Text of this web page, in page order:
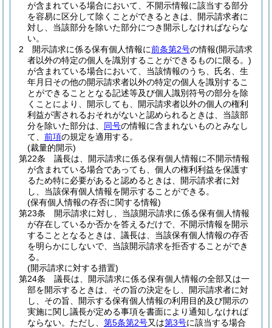
が含まれている場合において、不開示情報に該当する部分
を容易に区分して除くことができるときは、開示請求者に
対し、当該部分を除いた部分につき開示しなければならな
い。
2
開示請求に係る保有個人情報に前条第2号の情報(開示請求
者以外の特定の個人を識別することができるものに限る。)
が含まれている場合において、当該情報のうち、氏名、生
年月日その他の開示請求者以外の特定の個人を識別するこ
とができることとなる記述等及び個人識別符号の部分を除
くことにより、開示しても、開示請求者以外の個人の権利
利益が害されるおそれがないと認められるときは、当該部
分を除いた部分は、 同号の情報に含まれないものとみなし
て、 前項の規定を適用する。
(裁量的開示)
第22条
議長は、開示請求に係る保有個人情報に不開示情報
が含まれている場合であっても、個人の権利利益を保護す
るため特に必要があると認めるときは、開示請求者に対
し、当該保有個人情報を開示することができる。
(保有個人情報の存否に関する情報)
第23条
開示請求に対し、当該開示請求に係る保有個人情報
が存在しているか否かを答えるだけで、不開示情報を開示
することとなるときは、議長は、当該保有個人情報の存否
を明らかにしないで、当該開示請求を拒否することができ
る。
(開示請求に対する措置)
第24条
議長は、開示請求に係る保有個人情報の全部又は一
部を開示するときは、その旨の決定をし、開示請求者に対
し、その旨、開示する保有個人情報の利用目的及び開示の
実施に関し議長が定める事項を書面により通知しなければ
ならない。 ただし、 第5条第2号又は第3号に該当する場合